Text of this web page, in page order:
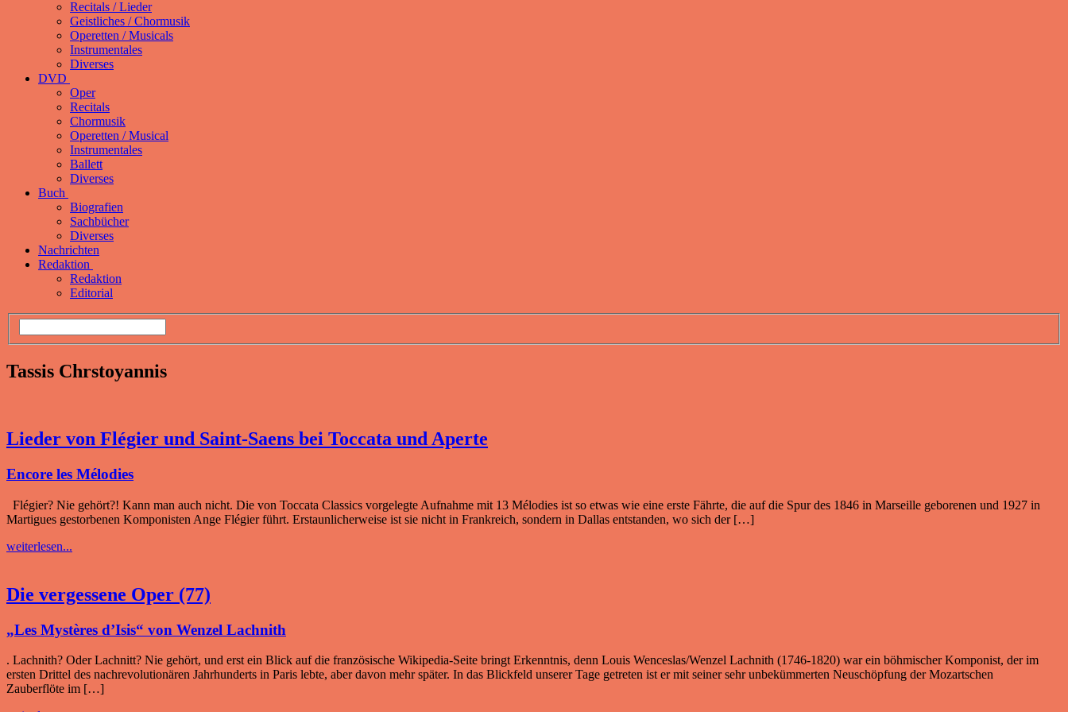
Recitals / Lieder
Geistliches / Chormusik
Operetten / Musicals
Instrumentales
Diverses
DVD
Oper
Recitals
Chormusik
Operetten / Musical
Instrumentales
Ballett
Diverses
Buch
Biografien
Sachbücher
Diverses
Nachrichten
Redaktion
Redaktion
Editorial
Tassis Chrstoyannis
Lieder von Flégier und Saint-Saens bei Toccata und Aperte
Encore les Mélodies
Flégier? Nie gehört?! Kann man auch nicht. Die von Toccata Classics vorgelegte Aufnahme mit 13 Mélodies ist so etwas wie eine erste Fährte, die auf die Spur des 1846 in Marseille geborenen und 1927 in
Martigues gestorbenen Komponisten Ange Flégier führt. Erstaunlicherweise ist sie nicht in Frankreich, sondern in Dallas entstanden, wo sich der […]
weiterlesen...
Die vergessene Oper (77)
„Les Mystères d’Isis“ von Wenzel Lachnith
. Lachnith? Oder Lachnitt? Nie gehört, und erst ein Blick auf die französische Wikipedia-Seite bringt Erkenntnis, denn Louis Wenceslas/Wenzel Lachnith (1746-1820) war ein böhmischer Komponist, der im
ersten Drittel des nachrevolutionären Jahrhunderts in Paris lebte, aber davon mehr später. In das Blickfeld unserer Tage getreten ist er mit seiner sehr unbekümmerten Neuschöpfung der Mozartschen
Zauberflöte im […]